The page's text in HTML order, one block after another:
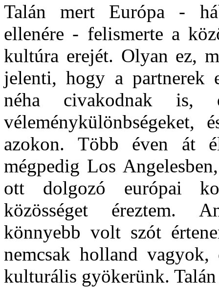
Talán mert Európa -
ellenére - felismerte a
kultúra erejét. Olyan ez,
jelenti, hogy a partnerek
néha civakodnak is,
véleménykülönbségeket,
azokon. Több éven át
mégpedig Los
ott dolgozó európai
közösséget éreztem.
könnyebb volt szót
nemcsak holland
kulturális gyökerünk.